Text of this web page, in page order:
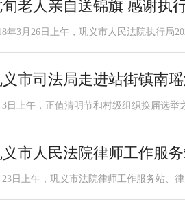
老人亲自送锦旗 感谢执
年3月26日上午，巩义市人民法院执行局
市司法局走进站街镇南
3日上午，正值清明节和村级组织换届选
市人民法院律师工作服
23日上午，巩义市法院律师工作服务站、